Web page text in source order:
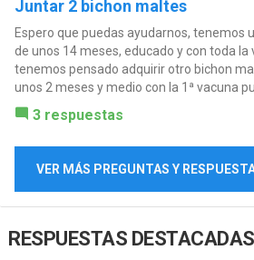
Juntar 2 bichon maltes
Espero que puedas ayudarnos, tenemos
de unos 14 meses, educado y con toda la
tenemos pensado adquirir otro bichon
unos 2 meses y medio con la 1ª vacuna
3 respuestas
VER MÁS PREGUNTAS Y
RESPUESTAS DESTACADAS